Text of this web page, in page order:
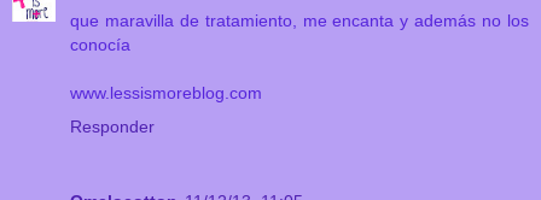
que maravilla de tratamiento, me encanta y además no los
conocía
www.lessismoreblog.com
Responder